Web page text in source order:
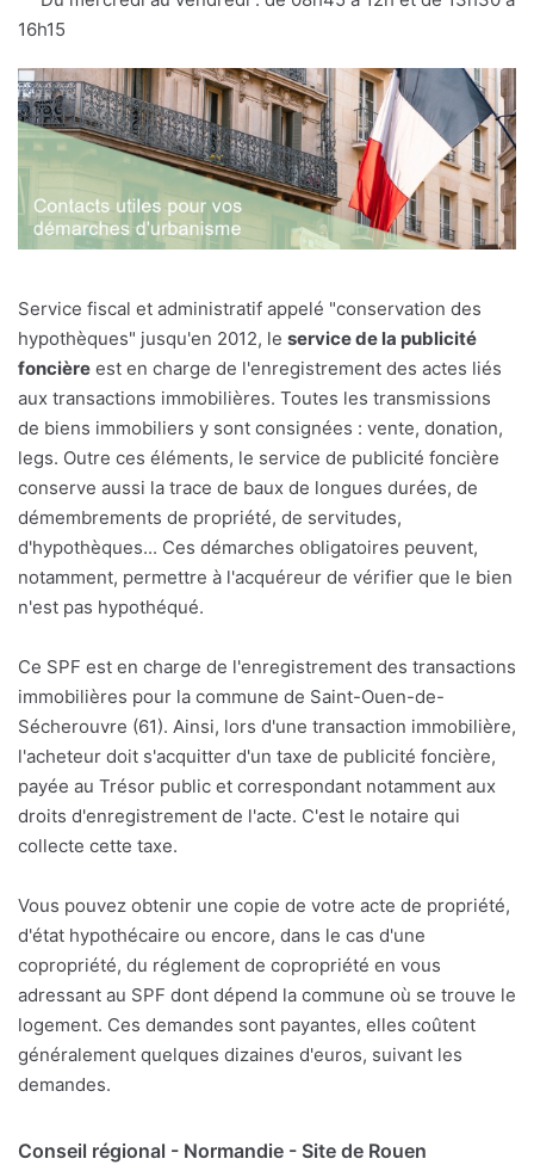
16h15
Service fiscal et administratif appelé "conservation des
hypothèques" jusqu'en 2012, le service de la publicité
foncière est en charge de l'enregistrement des actes liés
aux transactions immobilières. Toutes les transmissions
de biens immobiliers y sont consignées : vente, donation,
legs. Outre ces éléments, le service de publicité foncière
conserve aussi la trace de baux de longues durées, de
démembrements de propriété, de servitudes,
d'hypothèques... Ces démarches obligatoires peuvent,
notamment, permettre à l'acquéreur de vérifier que le bien
n'est pas hypothéqué.
Ce SPF est en charge de l'enregistrement des transactions
immobilières pour la commune de Saint-Ouen-de-
Sécherouvre (61). Ainsi, lors d'une transaction immobilière,
l'acheteur doit s'acquitter d'un taxe de publicité foncière,
payée au Trésor public et correspondant notamment aux
droits d'enregistrement de l'acte. C'est le notaire qui
collecte cette taxe.
Vous pouvez obtenir une copie de votre acte de propriété,
d'état hypothécaire ou encore, dans le cas d'une
copropriété, du réglement de copropriété en vous
adressant au SPF dont dépend la commune où se trouve le
logement. Ces demandes sont payantes, elles coûtent
généralement quelques dizaines d'euros, suivant les
demandes.
Conseil régional - Normandie - Site de Rouen